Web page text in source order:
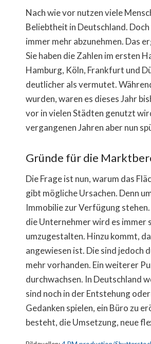
Nach wie vor nutzen viele
Beliebtheit in Deutschland.
immer mehr abzunehmen. Das
Sie haben die Zahlen im ersten
Hamburg, Köln, Frankfurt und
deutlicher als vermutet.
wurden, waren es dieses Jahr
vor in vielen Städten genutzt
vergangenen Jahren aber nun
Gründe für die
Die Frage ist nun, warum das
gibt mögliche Ursachen. Denn
Immobilie zur Verfügung
die Unternehmer wird es immer
umzugestalten. Hinzu kommt,
angewiesen ist. Die sind jedoch
mehr vorhanden. Ein weiterer
durchwachsen. In Deutschland
sind noch in der Entstehung
Gedanken spielen, ein Büro zu
besteht, die Umsetzung, neue